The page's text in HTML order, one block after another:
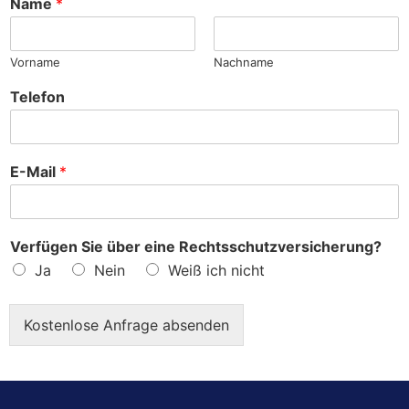
e
Name *
Vorname Nachname
Telefon
E-Mail *
Verfügen Sie über eine Rechtsschutzversicherung?
Ja
Nein Weiß ich nicht
Kostenlose Anfrage absenden